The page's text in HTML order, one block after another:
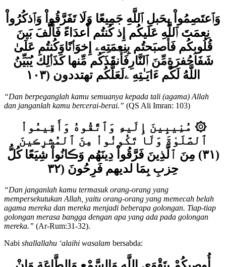
وَٱعتَصِمُواْ بِحَبلِ ٱللَّهِ جَمِيعًا وَلَا تَفَرَّقُواْ‌ وَٱذكُرُواْ
نِعمَتَ ٱللَّهِ عَلَيكُم إِذ كُنتُم أَعدَاءً فَأَلَّفَ بَينَ
قُلُوبِكُم فَأَصبَحتُم بِنِعمَتِهِۦ إِخوَٲنًاوَكُنتُم عَلَىٰ
شَفَاحُفرَةٍمِّنَ ٱلنَّارِفَأَنقَذَكُم مِّنها كَذَٲلِكَ يُبَيِّنُ
اللَّهُ لَكُم ءَايَـٰتِهِ ۦلَعَلَّكُم تهتددون (١٠٣
“Dan berpeganglah kamu semuanya kepada tali (agama) Allah
۞ مُنِيبِينَ إِلَيهِ وَٱتَّقُوهُ وَأَقِيمُواْ
ٱلصَّلَوٰةَ وَلَا تَكُونُواْ مِنَ ٱلمُشرِڪينَ
(٣١) مِنَ ٱلَّذِينَ فَرَّقُواْ دِينَهُم وَ
ڪ انُواْ شِيَعًا‌ كُلُّ
حِزبِ بِمَا لديهم فَرِحُونَ (٣٢
“Dan janganlah kamu termasuk orang-orang yang
mempersekutukan Allah, yaitu orang-orang yang memecah belah
agama mereka dan mereka menjadi beberapa golongan. Tiap-tiap
golongan merasa bangga dengan apa yang ada pada golongan
shallallahu ‘alaihi wasalam bersabda: